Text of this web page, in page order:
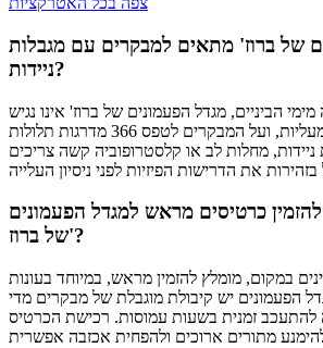
של ברוז' מתאים למבקרים עם מגבלות
ניידות?
הביניים, מגדל הפעמונים של ברוז' אינו נגיש
לכיסאות גלגלים. אין מעליות, ועל המבקרים לטפס 366 מדרגות תלולות
מחלות לב או קלסטרופוביה קשה צריכים
כרטיסים מראש למגדל הפעמונים
של ברוז'?
במקום, מומלץ להזמין מראש, במיוחד בעונות
הפעמונים יש קיבולת מוגבלת של מבקרים מדי
להתעכב זמנית בשעות עמוסות. רכישת הכרטיס